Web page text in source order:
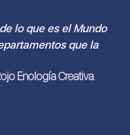
lo que es el Mundo
que la
Enología Creativa.